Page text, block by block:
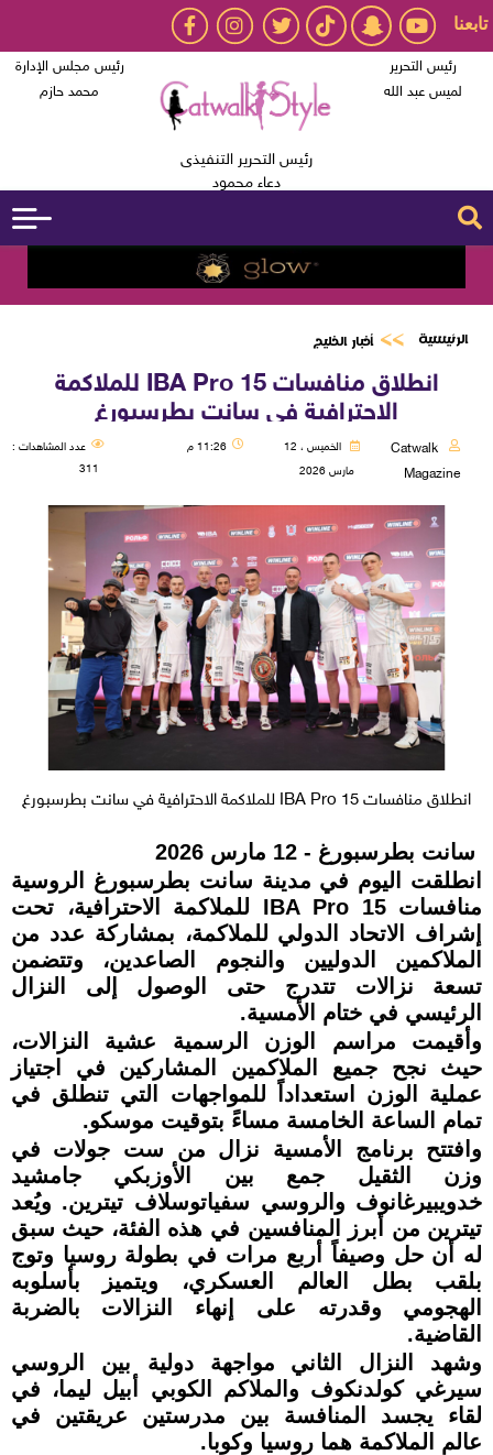
تابعنا
رئيس التحرير
لميس عبد الله
رئيس التحرير التنفيذى
دعاء محمود
رئيس مجلس الإدارة
محمد حازم
الرئيسية أخبار الخليج
انطلاق منافسات IBA Pro 15 للملاكمة
الاحترافية في سانت بطرسبورغ
Catwalk
Magazine
الخميس ، 12
مارس 2026
11:26 م
عدد المشاهدات :
311
انطلاق منافسات IBA Pro 15 للملاكمة الاحترافية في سانت بطرسبورغ
سانت بطرسبورغ - 12 مارس 2026
انطلقت اليوم في مدينة سانت بطرسبورغ الروسية
منافسات IBA Pro 15 للملاكمة الاحترافية، تحت
إشراف الاتحاد الدولي للملاكمة، بمشاركة عدد من
الملاكمين الدوليين والنجوم الصاعدين، وتتضمن
تسعة نزالات تتدرج حتى الوصول إلى النزال
الرئيسي في ختام الأمسية.
وأقيمت مراسم الوزن الرسمية عشية النزالات،
حيث نجح جميع الملاكمين المشاركين في اجتياز
عملية الوزن استعداداً للمواجهات التي تنطلق في
تمام الساعة الخامسة مساءً بتوقيت موسكو.
وافتتح برنامج الأمسية نزال من ست جولات في
وزن الثقيل جمع بين الأوزبكي جامشيد
خدويبيرغانوف والروسي سفياتوسلاف تيترين. ويُعد
تيترين من أبرز المنافسين في هذه الفئة، حيث سبق
له أن حل وصيفاً أربع مرات في بطولة روسيا وتوج
بلقب بطل العالم العسكري، ويتميز بأسلوبه
الهجومي وقدرته على إنهاء النزالات بالضربة
القاضية.
وشهد النزال الثاني مواجهة دولية بين الروسي
سيرغي كولدنكوف والملاكم الكوبي أبيل ليما، في
لقاء يجسد المنافسة بين مدرستين عريقتين في
عالم الملاكمة هما روسيا وكوبا.